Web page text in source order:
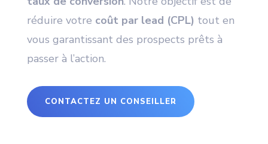
réduire votre coût par lead (CPL) tout en
vous garantissant des prospects prêts à
passer à l’action.
CONTACTEZ UN CONSEILLER